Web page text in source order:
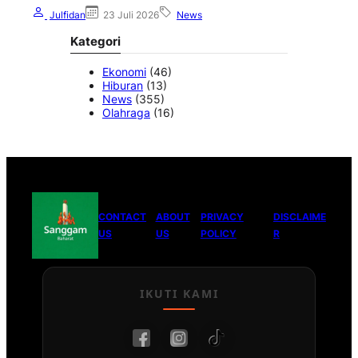
Julfidan 23 Juli 2026 News
Kategori
Ekonomi (46)
Hiburan (13)
News (355)
Olahraga (16)
CONTACT
US
ABOUT
US
PRIVACY
POLICY
DISCLAIME
R
IKUTI KAMI